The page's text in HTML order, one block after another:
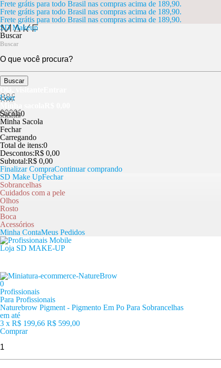
Frete grátis para todo Brasil nas compras acima de 189,90.
Frete grátis para todo Brasil nas compras acima de 189,90.
Frete grátis para todo Brasil nas compras acima de 189,90.
SD Makeup
Buscar
Buscar
User
Sacola0
Minha Sacola
Fechar
Carregando
Total de itens:0
Descontos:R$ 0,00
Subtotal:R$ 0,00
Finalizar CompraContinuar comprando
SD Make UpFechar
Sobrancelhas
Cuidados com a pele
Olhos
Rosto
Boca
Acessórios
Minha ContaMeus Pedidos
Loja SD MAKE-UP
0
Profissionais
Para Profissionais
Naturebrow Pigment - Pigmento Em Po Para Sobrancelhas
em até
3 x R$ 199,66 R$ 599,00
Comprar